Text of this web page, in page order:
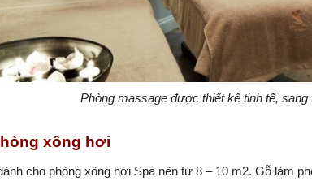
Phòng massage được thiết kế tinh tế,
xông hơi
cho phòng xông hơi Spa nên từ 8 – 10 m2. Gỗ làm